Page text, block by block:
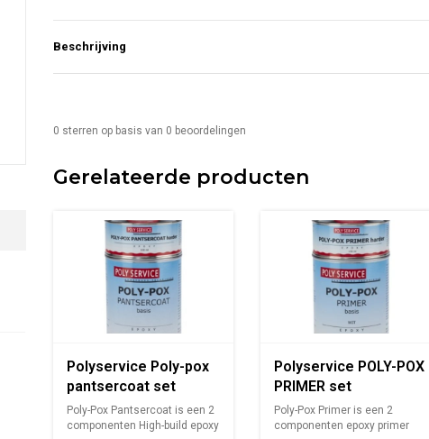
Beschrijving
0 sterren op basis van 0 beoordelingen
Gerelateerde producten
Polyservice Poly-pox
pantsercoat set
Poly-Pox Pantsercoat is een 2
componenten High-build epoxy
Polyservice POLY-POX
PRIMER set
Poly-Pox Primer is een 2
componenten epoxy primer